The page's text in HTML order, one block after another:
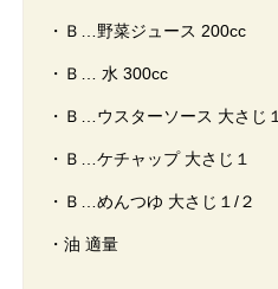
・Ｂ…野菜ジュース 200cc
・Ｂ… 水 300cc
・Ｂ…ウスターソース 大さじ１
・Ｂ…ケチャップ 大さじ１
・Ｂ…めんつゆ 大さじ１/２
・油 適量